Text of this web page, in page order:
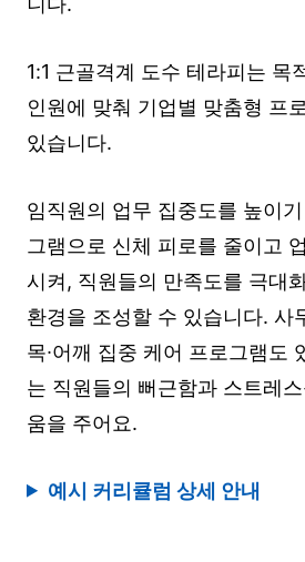
1:1 근골격계 도수 테라피는 목
인원에 맞춰 기업별 맞춤형 프
있습니다.
임직원의 업무 집중도를 높이
그램으로 신체 피로를 줄이고
시켜, 직원들의 만족도를 극대
환경을 조성할 수 있습니다. 사
목∙어깨 집중 케어 프로그램도
는 직원들의 뻐근함과 스트레
움을 주어요.
예시 커리큘럼 상세 안내